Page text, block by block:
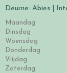
Deurne: Abies |
Maandag
Dinsdag
Woensdag
Donderdag
Vrijdag
Zaterdag